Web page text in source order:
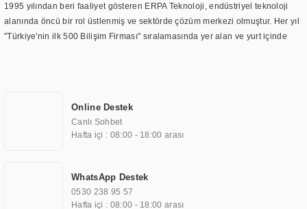
1995 yılından beri faaliyet gösteren ERPA Teknoloji, endüstriyel teknoloji
alanında öncü bir rol üstlenmiş ve sektörde çözüm merkezi olmuştur. Her yıl
"Türkiye'nin ilk 500 Bilişim Firması" sıralamasında yer alan ve yurt içinde
TOCHI markası altında kendi ürettiği ürünlerde kullanmıştır. Günümüzde
TOCHI; videowall, digital signage, kiosk, totem, akıllı durak ekranı, araç içi
ekran, asansör ekranı, digital menüboard, marin ekran, medikal ekran,
ekranları, endüstriyel ekranlar, kapı önü bilgi ekranları, panel PC,
endüstriyel Panel PC, mini PC, endüstriyel mini PC ve akıllı bina sistemleri
gibi çözümleri 4.5" ile 110” boyutları arasında üretebilirken, ayrıca standart
Online Destek
Canlı Sohbet
Hafta içi : 08:00 - 18:00 arası
WhatsApp Destek
0530 238 95 57
Hafta içi : 08:00 - 18:00 arası